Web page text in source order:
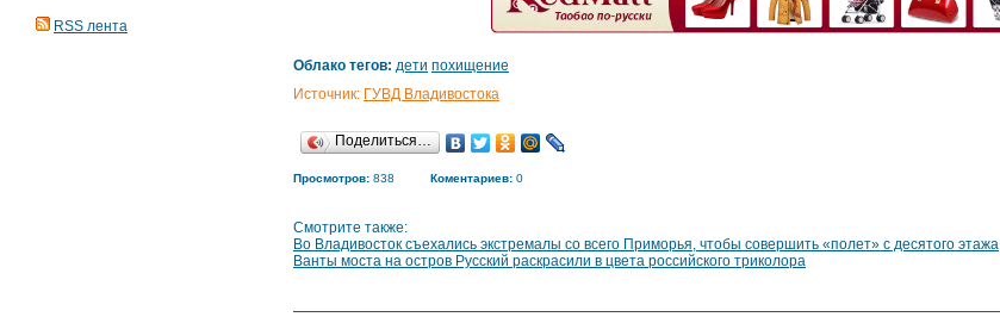
RSS лента
Облако тегов: дети похищение
Источник: ГУВД Владивостока
Поделиться…
Просмотров: 838 Коментариев: 0
Смотрите также:
Во Владивосток съехались экстремалы со всего Приморья, чтобы совершить «полет» с десятого этажа
Ванты моста на остров Русский раскрасили в цвета российского триколора